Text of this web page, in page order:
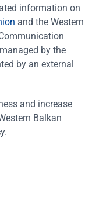
information on
and the Western
by the
by an external
and increase
Balkan